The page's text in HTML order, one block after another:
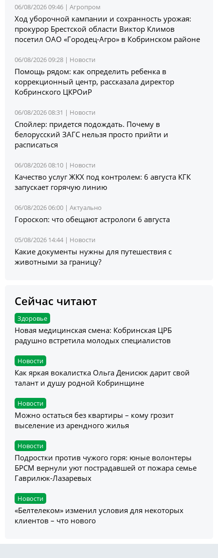
06/08/2026 09:46 | Агропром
Ход уборочной кампании и сохранность урожая:
прокурор Брестской области Виктор Климов
посетил ОАО «Городец-Агро» в Кобринском районе
06/08/2026 09:28 | Новости
Помощь рядом: как определить ребенка в
коррекционный центр, рассказала директор
Кобринского ЦКРОиР
06/08/2026 08:31 | Новости
Спойлер: придется подождать. Почему в
белорусский ЗАГС нельзя просто прийти и
расписаться
06/08/2026 08:10 | Новости
Качество услуг ЖКХ под контролем: 6 августа КГК
запускает горячую линию
06/08/2026 06:00 | Актуально
Гороскоп: что обещают астрологи 6 августа
05/08/2026 14:44 | Новости
Какие документы нужны для путешествия с
животными за границу?
Сейчас читают
Здоровье
Новая медицинская смена: Кобринская ЦРБ
радушно встретила молодых специалистов
Новости
Как яркая вокалистка Ольга Денисюк дарит свой
талант и душу родной Кобринщине
Новости
Можно остаться без квартиры – кому грозит
выселение из арендного жилья
Новости
Подростки против чужого горя: юные волонтеры
БРСМ вернули уют пострадавшей от пожара семье
Гаврилюк-Лазаревых
Новости
«Белтелеком» изменил условия для некоторых
клиентов – что нового